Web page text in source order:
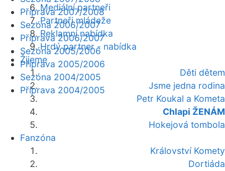
Mediální partneři
Partneři mládeže
Reklamní nabídka
Hrdý partner - nabídka
Žijeme
Děti dětem
Jsme jedna rodina
Petr Koukal a Kometa
Chlapi ŽENÁM
Hokejová tombola
Fanzóna
Království Komety
Dortiáda
Příprava 2007/2008
Sezóna 2006/2007
Příprava 2006/2007
Sezóna 2005/2006
Příprava 2005/2006
Sezóna 2004/2005
Příprava 2004/2005